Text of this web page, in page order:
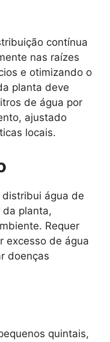
contínua
nas raízes
e otimizando o
planta deve
de água por
ajustado
locais.
água de
da planta,
Requer
excesso de água
doenças
quintais,